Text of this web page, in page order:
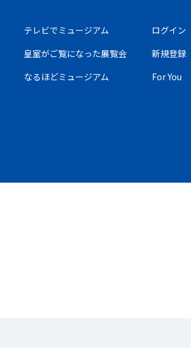
テレビでミュージアム
皇室がご覧になった展覧会
なるほどミュージアム
ログイン
新規登録
For You